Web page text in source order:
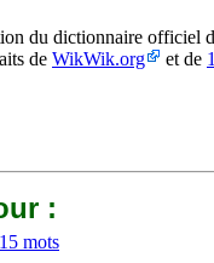
du dictionnaire officiel
de WikWik.org et de
:
15 mots